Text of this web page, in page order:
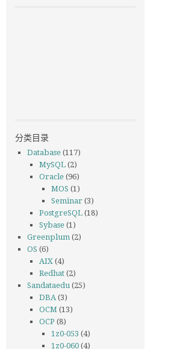
分类目录
Database (117)
MySQL (2)
Oracle (96)
MOS (1)
Seminar (3)
PostgreSQL (18)
Sybase (1)
Greenplum (2)
OS (6)
AIX (4)
Redhat (2)
Sandataedu (25)
DBA(3)
OCM (13)
OCP (8)
1z0-053 (4)
1z0-060 (4)